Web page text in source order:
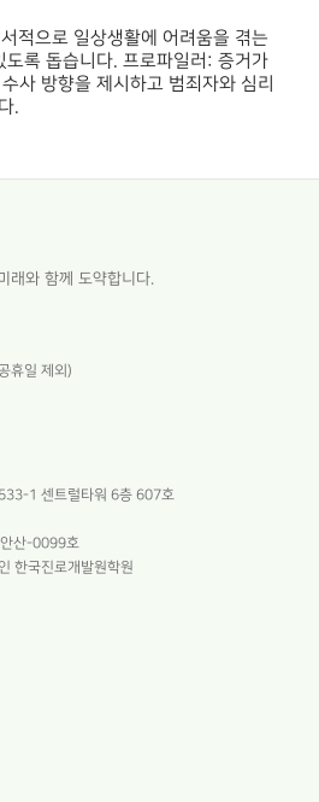
적으로 일상생활에 어려움을 겪는
록 돕습니다. 프로파일러: 증거가
사 방향을 제시하고 범죄자와 심리
.
래와 함께 도약합니다.
휴일 제외)
1 센트럴타워 6층 607호
산-0099호
한국진로개발원학원